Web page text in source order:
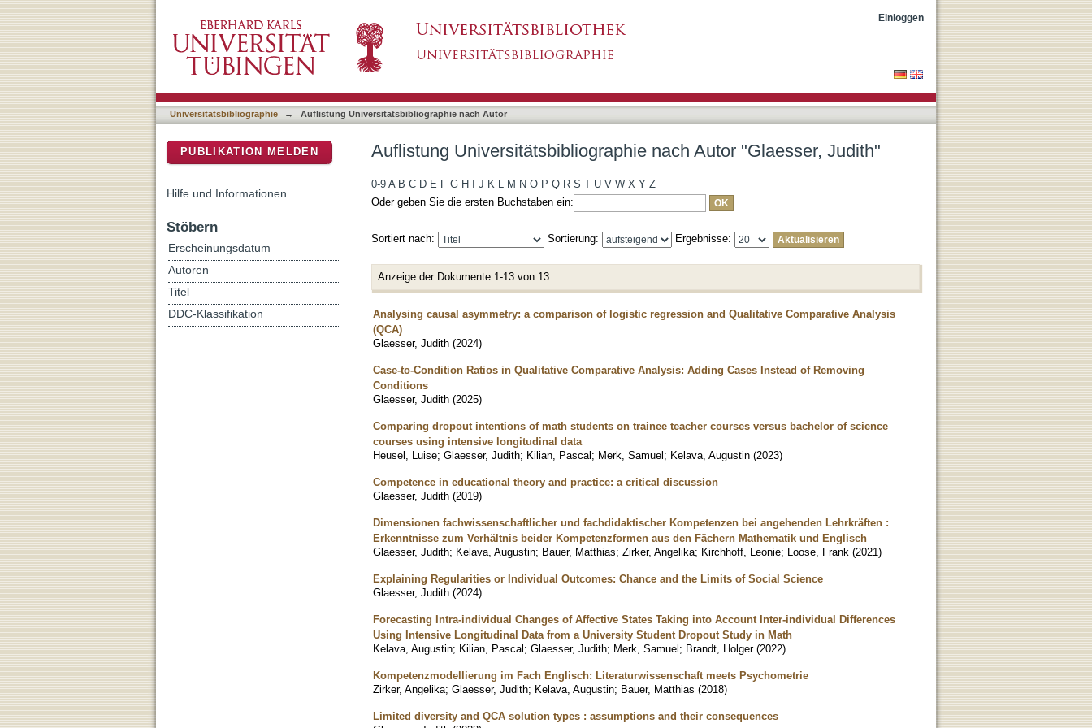
Einloggen
Universitätsbibliographie → Auflistung Universitätsbibliographie nach Autor
Auflistung Universitätsbibliographie nach Autor "Glaesser, Judith"
0-9 A B C D E F G H J K L M N O P Q R S T U V W X Y Z
Oder geben Sie die ersten Buchstaben ein:
Sortiert nach: Sortierung: Ergebnisse:
Anzeige der Dokumente 1-13 von 13
Analysing causal asymmetry: a comparison of logistic regression and Qualitative Comparative Analysis
(QCA)
Glaesser, Judith (2024)
Case-to-Condition Ratios in Qualitative Comparative Analysis: Adding Cases Instead of Removing
Conditions
Glaesser, Judith (2025)
Comparing dropout intentions of math students on trainee teacher courses versus bachelor of science
courses using intensive longitudinal data
Heusel, Luise; Glaesser, Judith; Kilian, Pascal; Merk, Samuel; Kelava, Augustin (2023)
Competence in educational theory and practice: a critical discussion
Glaesser, Judith (2019)
Dimensionen fachwissenschaftlicher und fachdidaktischer Kompetenzen bei angehenden Lehrkräften :
Erkenntnisse zum Verhältnis beider Kompetenzformen aus den Fächern Mathematik und Englisch
Glaesser, Judith; Kelava, Augustin; Bauer, Matthias; Zirker, Angelika; Kirchhoff, Leonie; Loose, Frank (2021)
Explaining Regularities or Individual Outcomes: Chance and the Limits of Social Science
Glaesser, Judith (2024)
Forecasting Intra-individual Changes of Affective States Taking into Account Inter-individual Differences
Using Intensive Longitudinal Data from a University Student Dropout Study in Math
Kelava, Augustin; Kilian, Pascal; Glaesser, Judith; Merk, Samuel; Brandt, Holger (2022)
Kompetenzmodellierung im Fach Englisch: Literaturwissenschaft meets Psychometrie
Zirker, Angelika; Glaesser, Judith; Kelava, Augustin; Bauer, Matthias (2018)
Limited diversity and QCA solution types : assumptions and their consequences
PUBLIKATION MELDEN
Hilfe und Informationen
Stöbern
Erscheinungsdatum
Autoren
Titel
DDC-Klassifikation